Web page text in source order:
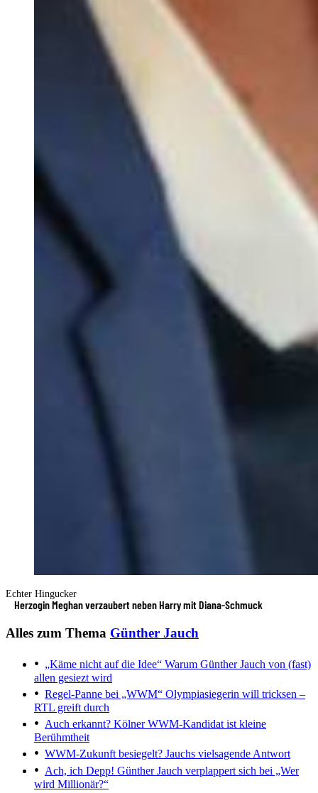
Echter Hingucker
Herzogin Meghan verzaubert neben Harry mit Diana-Schmuck
Alles zum Thema Günther Jauch
„Käme nicht auf die Idee“ Warum Günther Jauch von (fast)
allen gesiezt wird
Regel-Panne bei „WWM“ Olympiasiegerin will tricksen –
RTL greift durch
Auch erkannt? Kölner WWM-Kandidat ist kleine
Berühmtheit
WWM-Zukunft besiegelt? Jauchs vielsagende Antwort
Ach, ich Depp! Günther Jauch verplappert sich bei „Wer
wird Millionär?“